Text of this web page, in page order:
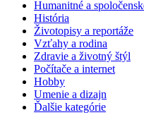
Humanitné a
História
Životopisy a reportáže
Vzťahy a rodina
Zdravie a životný štýl
Počítače a internet
Hobby
Umenie a dizajn
Ďalšie kategórie